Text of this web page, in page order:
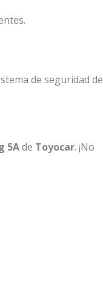
de seguridad de
5Ade Toyocar. ¡No